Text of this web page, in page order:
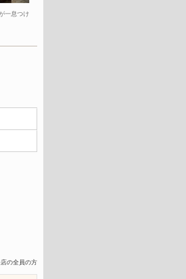
一息つけ
の全員の方